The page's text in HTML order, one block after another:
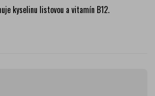
kyselinu listovou a vitamín B12.